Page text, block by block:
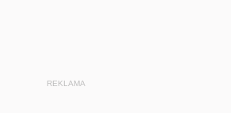
REKLAMA